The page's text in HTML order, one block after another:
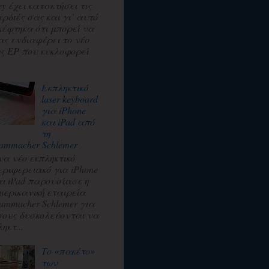
έχει κατακτήσει τις
σας και γι’ αυτό
ότι μπορεί να
ενδιαφέρει το νέο
EP που κυκλοφορεί
Εκπληκτικό
laser keyboard
για iPhone
και iPad από
τη
Schlemer
νέο εκπληκτικό
για iPhone
iPad παρουσίασε η
εταιρεία
Schlemer για
δυσκολεύονται να
Το «πακέτο»
των